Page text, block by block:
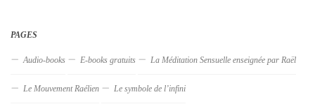
PAGES
Audio-books E-books gratuits La Méditation Sensuelle enseignée par Raël
Le Mouvement Raélien Le symbole de l’infini